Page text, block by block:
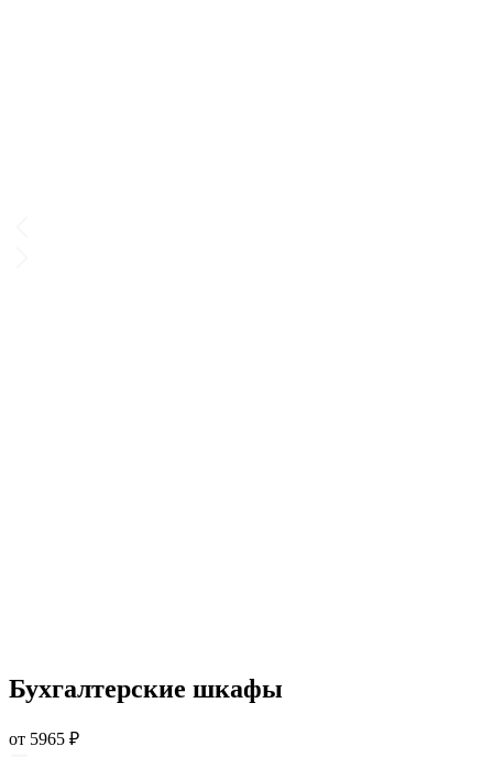
Бухгалтерские шкафы
от 5965 ₽